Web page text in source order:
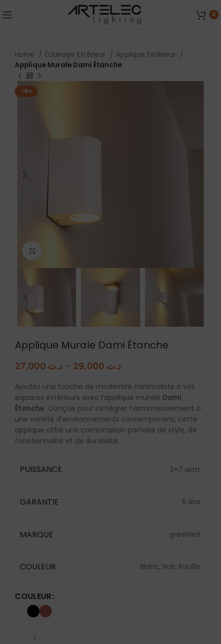
0
Home Éclairage Extérieur
Applique Extérieur
Applique Murale Dami Étanche
-18%
Applique Murale Dami Étanche
د.ت – د.ت
Ajoutez une touche de modernité minimaliste à vos
espaces extérieurs avec l’applique murale Dami
Étanche. Conçue pour s’intégrer harmonieusement à
une variété d’environnements contemporains, cette
applique offre une combinaison parfaite de style, de
fonctionnalité et de durabilité.
PUISSANCE 2×7 watt
GARANTIE 5 ans
MARQUE greenled
COULEUR Blanc, Noir, Rouille
COULEUR